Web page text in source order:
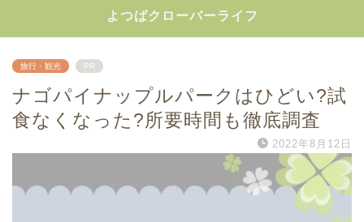
よつばクローバーライフ
旅行・観光 PR
ナゴパイナップルパークはひどい?試
食なくなった?所要時間も徹底調査
2022年8月12日